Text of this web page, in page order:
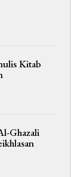
Kitab
Ghazali